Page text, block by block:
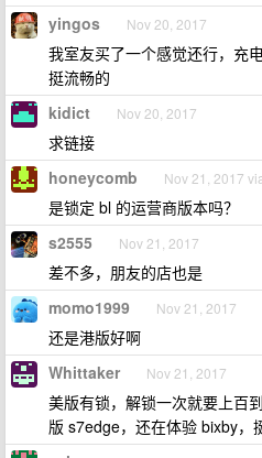
yingos Nov 20, 2017
我室友买了一个感觉还行，充
挺流畅的
kidict Nov 20, 2017
求链接
honeycomb Nov 21, 2017
是锁定 bl 的运营商版本吗？
s2555 Nov 21, 2017
差不多，朋友的店也是
momo1999 Nov 21, 2017
还是港版好啊
Whittaker Nov 21, 2017
美版有锁，解锁一次就要上百
版 s7edge，还在体验 bixby，